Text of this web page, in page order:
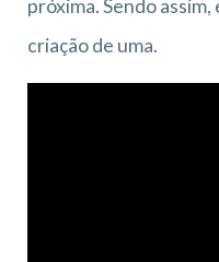
próxima. Sendo
criação de uma.